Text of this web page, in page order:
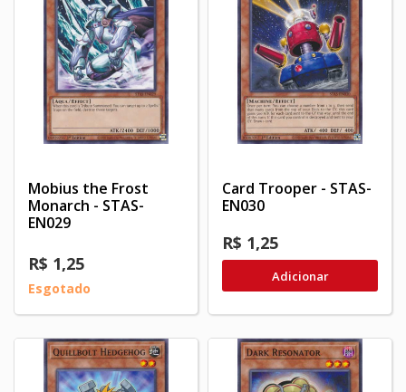
Mobius the Frost
Monarch - STAS-
EN029
R$ 1,25
Esgotado
Card Trooper - STAS-
EN030
R$ 1,25
Adicionar